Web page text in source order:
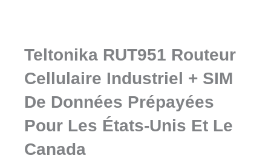
Teltonika RUT951 Routeur
Cellulaire Industriel + SIM
De Données Prépayées
Pour Les États-Unis Et Le
Canada